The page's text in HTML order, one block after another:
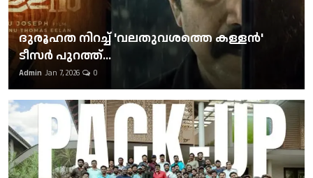
ദുരൂഹത നിറച്ച് 'വലതുവശത്തെ കള്ളന്‍'
ടീസര്‍ പുറത്ത്...
Admin Jan 7, 2026 0